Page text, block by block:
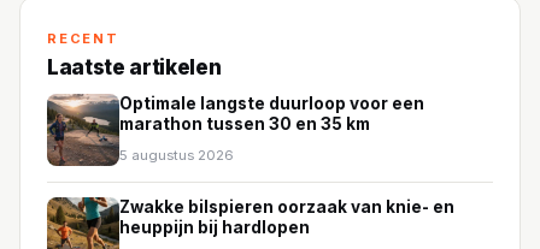
RECENT
Laatste artikelen
Optimale langste duurloop voor een
marathon tussen 30 en 35 km
5 augustus 2026
Zwakke bilspieren oorzaak van knie- en
heuppijn bij hardlopen